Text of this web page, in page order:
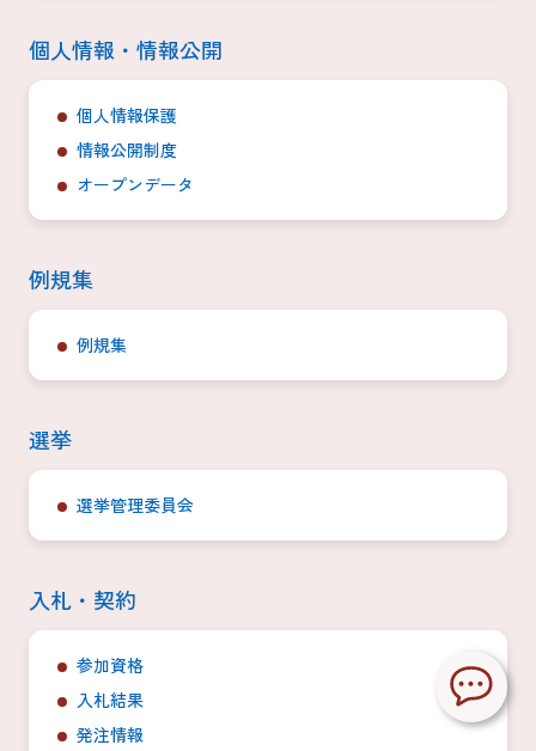
個人情報・情報公開
個人情報保護
情報公開制度
オープンデータ
例規集
例規集
選挙
選挙管理委員会
入札・契約
参加資格
入札結果
発注情報